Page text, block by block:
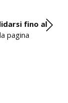
fino al
pagina